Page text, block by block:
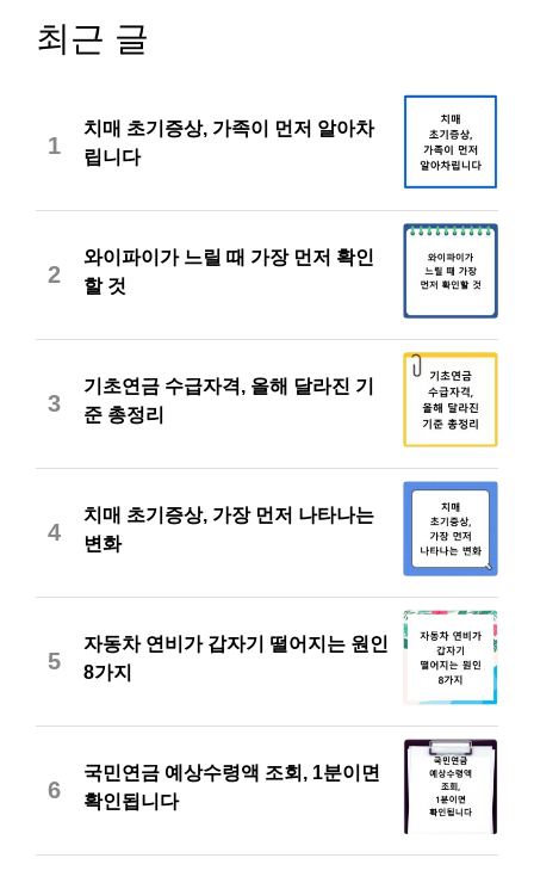
최근 글
1
치매 초기증상, 가족이 먼저 알아차
립니다
2
와이파이가 느릴 때 가장 먼저 확인
할 것
3
기초연금 수급자격, 올해 달라진 기
준 총정리
4
치매 초기증상, 가장 먼저 나타나는
변화
5
자동차 연비가 갑자기 떨어지는 원인
8가지
6
국민연금 예상수령액 조회, 1분이면
확인됩니다